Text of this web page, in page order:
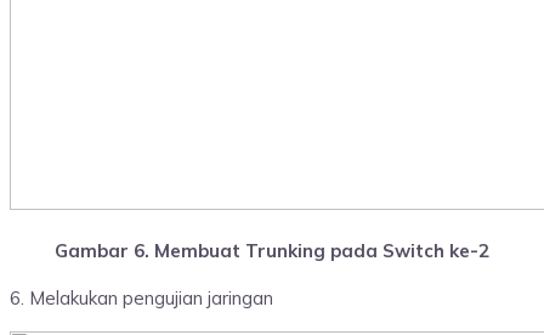
Gambar 6. Membuat Trunking pada Switch ke-2
6. Melakukan pengujian jaringan